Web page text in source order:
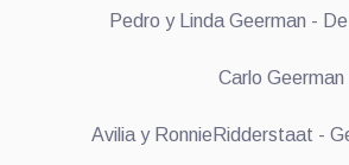
Pedro y Linda Geerman -
Carlo Geerman
Avilia y RonnieRidderstaat -